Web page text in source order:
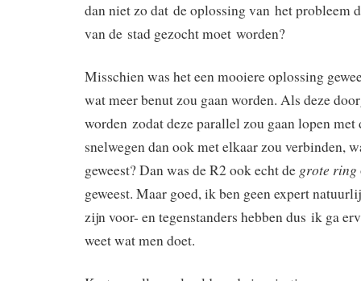
dan niet zo dat de oplossing van het probleem
van de stad gezocht moet worden?
Misschien was het een mooiere oplossing
wat meer benut zou gaan worden. Als deze
worden zodat deze parallel zou gaan lopen met
snelwegen dan ook met elkaar zou verbinden,
geweest? Dan was de R2 ook echt de grote ring
geweest. Maar goed, ik ben geen expert
zijn voor- en tegenstanders hebben dus ik ga
weet wat men doet.